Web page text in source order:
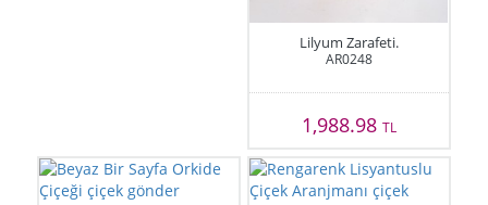
Lilyum Zarafeti.
AR0248
1,988.98 TL